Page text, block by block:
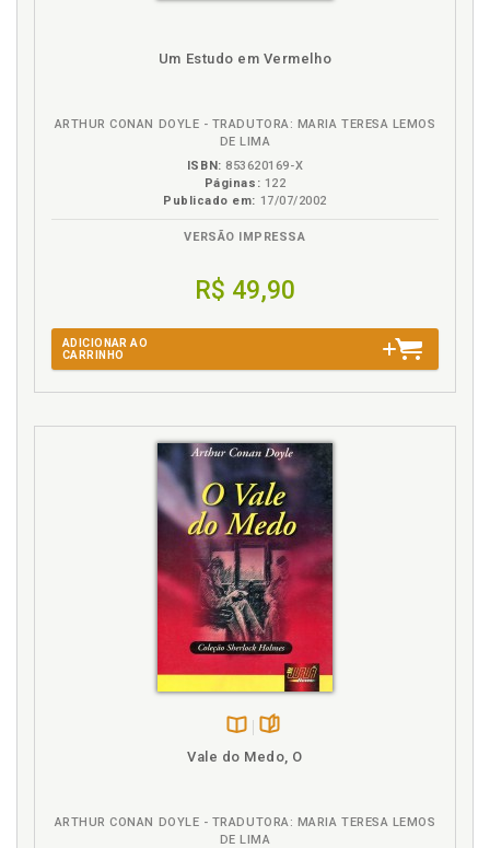
Um Estudo em Vermelho
ARTHUR CONAN DOYLE - TRADUTORA: MARIA TERESA LEMOS
DE LIMA
ISBN: 853620169-X
Páginas: 122
Publicado em: 17/07/2002
VERSÃO IMPRESSA
R$ 49,90
ADICIONAR AO
CARRINHO
Vale do Medo, O
ARTHUR CONAN DOYLE - TRADUTORA: MARIA TERESA LEMOS
DE LIMA